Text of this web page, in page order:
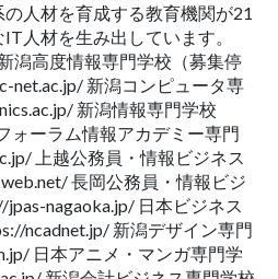
人材を育成する教育機関が21
人材を生み出しています。
潟高度情報専門学校（募集停
net.ac.jp/ 新潟コンピュータ専
新潟情報専門学校
ォーラム情報アカデミー専門
上越公務員・情報ビジネス
長岡公務員・情報ビジ
nagaoka.jp/ 日本ビジネス
ncadnet.jp/ 新潟デザイン専門
日本アニメ・マンガ専門学